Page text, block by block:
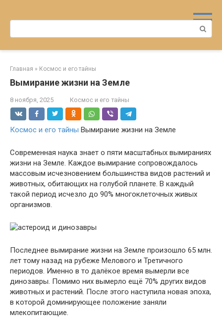
Поиск:
Главная » Космос и его тайны
Вымирание жизни на Земле
8 ноября, 2025 Космос и его тайны
Космос и его тайны Вымирание жизни на Земле
Современная наука знает о пяти масштабных вымираниях
жизни на Земле. Каждое вымирание сопровождалось
массовым исчезновением большинства видов растений и
животных, обитающих на голубой планете. В каждый
такой период исчезло до 90% многоклеточных живых
организмов.
Последнее вымирание жизни на Земле произошло 65 млн.
лет тому назад на рубеже Мелового и Третичного
периодов. Именно в то далёкое время вымерли все
динозавры. Помимо них вымерло ещё 70% других видов
животных и растений. После этого наступила новая эпоха,
в которой доминирующее положение заняли
млекопитающие.